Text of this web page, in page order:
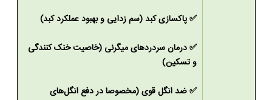
✅پاکسازی کبد (سم زدایی و بهبود عملکرد کبد)
✅درمان سردردهای میگرنی (خاصیت خنک کنندگی
و تسکین)
✅ضدانگلقوی (مخصوصا در دفع انگل‌های